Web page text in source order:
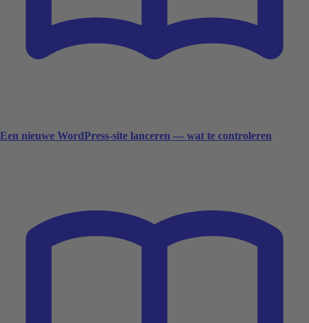
Een nieuwe WordPress-site lanceren — wat te controleren